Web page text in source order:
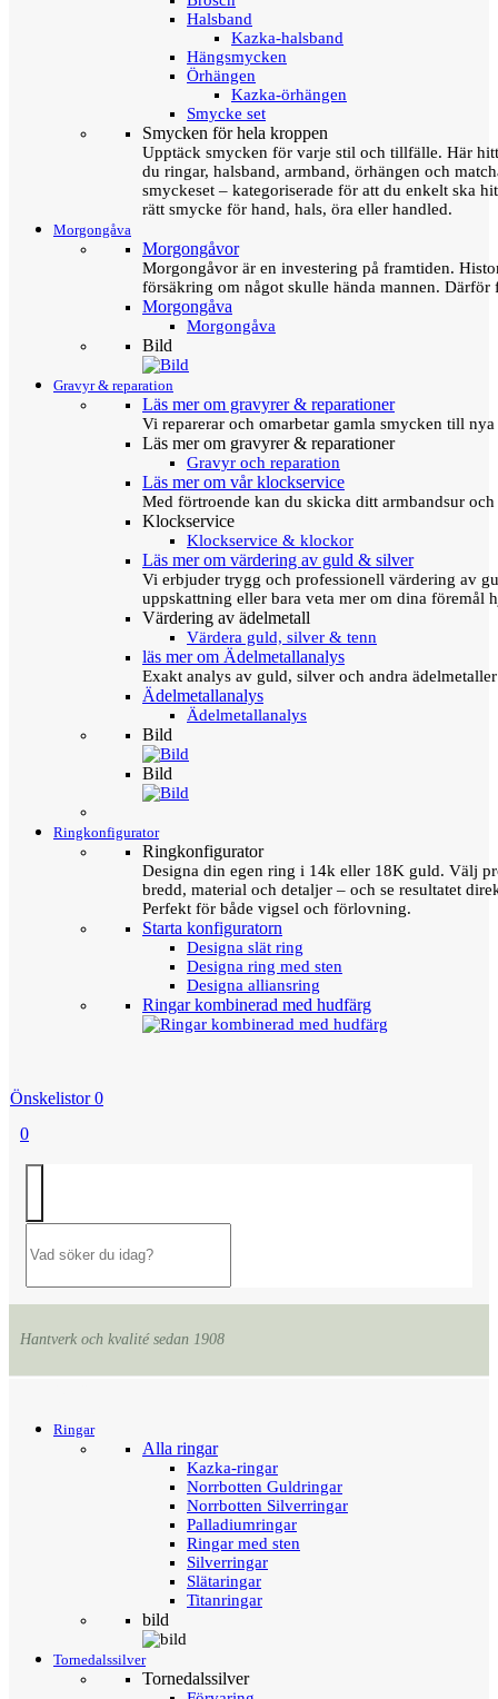
Halsband
Kazka-halsband
Hängsmycken
Örhängen
Kazka-örhängen
Smycke set
Smycken för hela kroppen
Upptäck smycken för varje stil och tillfälle. Här
du ringar, halsband, armband, örhängen och
smyckeset – kategoriserade för att du enkelt ska
rätt smycke för hand, hals, öra eller handled.
Morgongåva
Morgongåvor
Morgongåvor är en investering på framtiden.
försäkring om något skulle hända mannen.
Morgongåva
Morgongåva
Bild
Gravyr & reparation
Läs mer om gravyrer & reparationer
Vi reparerar och omarbetar gamla smycken till
Läs mer om gravyrer & reparationer
Gravyr och reparation
Läs mer om vår klockservice
Med förtroende kan du skicka ditt armbandsur
Klockservice
Klockservice & klockor
Läs mer om värdering av guld & silver
Vi erbjuder trygg och professionell värdering av
uppskattning eller bara veta mer om dina föremål
Värdering av ädelmetall
Värdera guld, silver & tenn
läs mer om Ädelmetallanalys
Exakt analys av guld, silver och andra
Ädelmetallanalys
Ädelmetallanalys
Bild
Bild
Ringkonfigurator
Ringkonfigurator
Designa din egen ring i 14k eller 18K guld. Välj
bredd, material och detaljer – och se resultatet
Perfekt för både vigsel och förlovning.
Starta konfiguratorn
Designa slät ring
Designa ring med sten
Designa alliansring
Ringar kombinerad med hudfärg
Önskelistor 0
0
Hantverk och kvalité sedan 1908
Ringar
Alla ringar
Kazka-ringar
Norrbotten Guldringar
Norrbotten Silverringar
Palladiumringar
Ringar med sten
Silverringar
Slätaringar
Titanringar
bild
Tornedalssilver
Tornedalssilver